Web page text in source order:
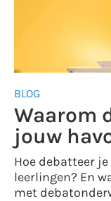
BLOG
Waarom
jouw
Hoe debatteer
leerlingen? En
met